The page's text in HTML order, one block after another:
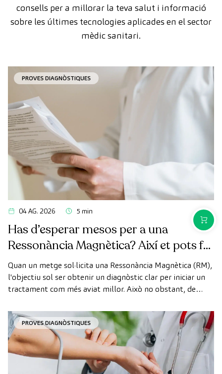
consells per a millorar la teva salut i informació
sobre les últimes tecnologies aplicades en el sector
mèdic sanitari.
PROVES DIAGNÒSTIQUES
04 AG. 2026 5 min
Has d’esperar mesos per a una
Ressonància Magnètica? Així et pots fer
la prova de manera ràpida com a
pacient privat
Quan un metge sol·licita una Ressonància Magnètica (RM),
l'objectiu sol ser obtenir un diagnòstic clar per iniciar un
tractament com més aviat millor. Això no obstant, de
poden trigar més del desitjat.
PROVES DIAGNÒSTIQUES